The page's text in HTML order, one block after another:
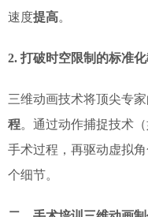
速度提高。
2. 打破时空限制的标准
三维动画技术将顶尖专
程。通过动作捕捉技术
手术过程，再驱动虚拟
个细节。